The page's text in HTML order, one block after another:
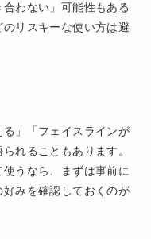
わない」可能性もある
リスキーな使い方は避
」「フェイスラインが
れることもあります。
うなら、まずは事前に
みを確認しておくのが